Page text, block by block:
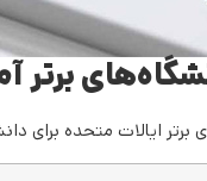
برتر
برتر ایالات متحده برای